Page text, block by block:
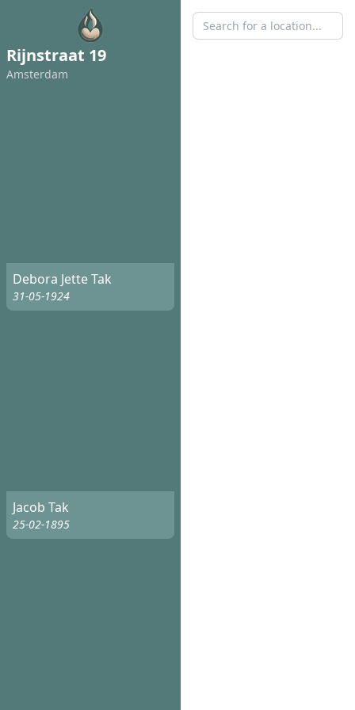
Rijnstraat 19
Amsterdam
Debora Jette Tak
31-05-1924
Jacob Tak
25-02-1895